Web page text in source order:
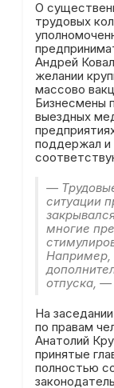
О
трудовых
Андрей
желании
массово
Бизнесмены
выездных
поддержал и
—
ситуации
многие
Например,
отпуска, —
На
по правам
Анатолий
принятые
полностью